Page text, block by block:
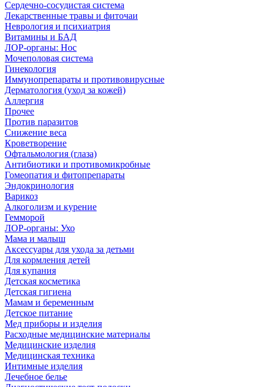
Сердечно-сосудистая система
Лекарственные травы и фиточаи
Неврология и психиатрия
Витамины и БАД
ЛОР-органы: Нос
Мочеполовая система
Гинекология
Иммунопрепараты и противовирусные
Дерматология (уход за кожей)
Аллергия
Прочее
Против паразитов
Снижение веса
Кроветворение
Офтальмология (глаза)
Антибиотики и противомикробные
Гомеопатия и фитопрепараты
Эндокринология
Варикоз
Алкоголизм и курение
Гемморой
ЛОР-органы: Ухо
Мама и малыш
Аксессуары для ухода за детьми
Для кормления детей
Для купания
Детская косметика
Детская гигиена
Мамам и беременным
Детское питание
Мед приборы и изделия
Расходные медицинские материалы
Медицинские изделия
Медицинская техника
Интимные изделия
Лечебное белье